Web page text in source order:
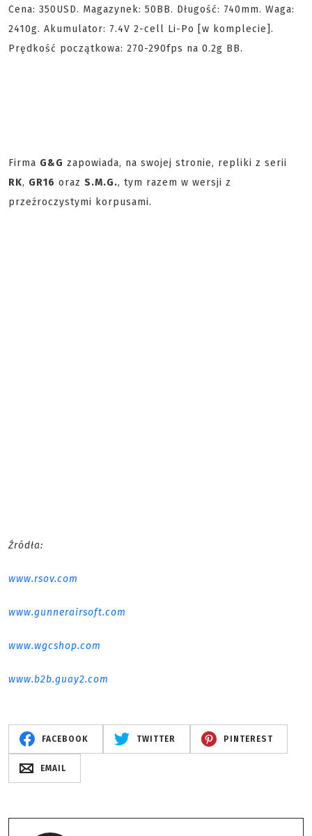
Cena: 350USD. Magazynek: 50BB. Długość: 740mm. Waga:
2410g. Akumulator: 7.4V 2-cell Li-Po [w komplecie].
Prędkość początkowa: 270-290fps na 0.2g BB.
Firma G&G zapowiada, na swojej stronie, repliki z serii
RK, GR16 oraz S.M.G., tym razem w wersji z
przeźroczystymi korpusami.
Źródła:
www.rsov.com
www.gunnerairsoft.com
www.wgcshop.com
www.b2b.guay2.com
FACEBOOK TWITTER PINTEREST
EMAIL